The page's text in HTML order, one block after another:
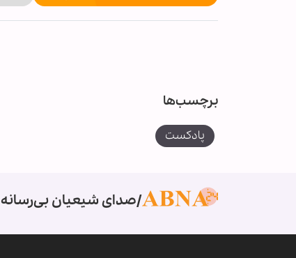
برچسب‌ها
پادکست
صدای شیعیان بی‌رسانه